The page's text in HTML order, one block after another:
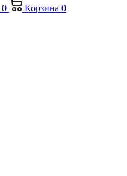
0 Корзина 0